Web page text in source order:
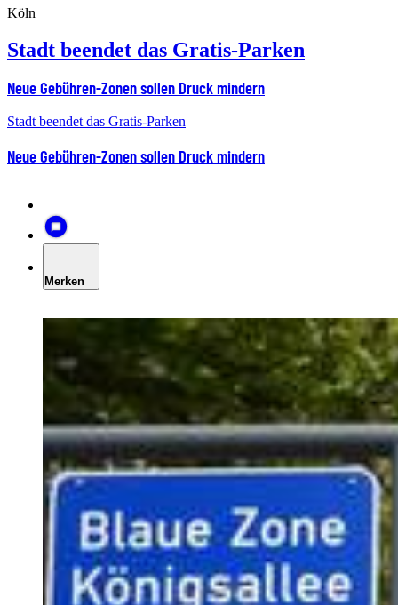
Köln
Stadt beendet das Gratis-Parken
Neue Gebühren-Zonen sollen Druck mindern
Stadt beendet das Gratis-Parken
Neue Gebühren-Zonen sollen Druck mindern
Merken